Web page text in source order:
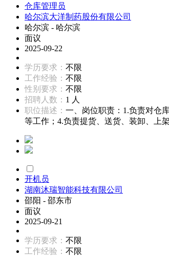
仓库管理员
哈尔滨大洋制药股份有限公司
哈尔滨 - 哈尔滨
面议
2025-09-22
学历要求： 不限
工作经验： 不限
性别要求： 不限
招聘人数： 1 人
职位描述： 一、岗位职责：1.负责对仓
等工作；4.负责提货、送货、装卸、上
开机员
湖南沐瑞智能科技有限公司
邵阳 - 邵东市
面议
2025-09-21
学历要求： 不限
工作经验： 不限